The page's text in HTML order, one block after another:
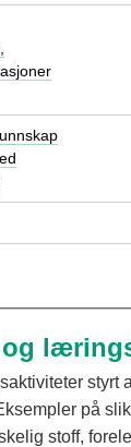
styrt
på
stoff,